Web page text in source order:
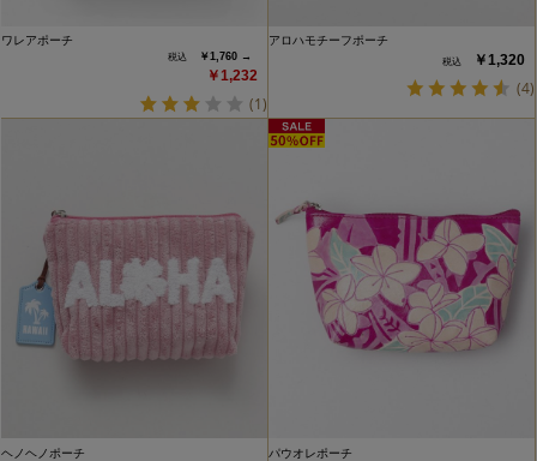
ワレアポーチ
￥1,760 →
￥1,232
(1)
アロハモチーフポーチ
￥1,320
(4)
ヘノヘノポーチ パウオレポーチ